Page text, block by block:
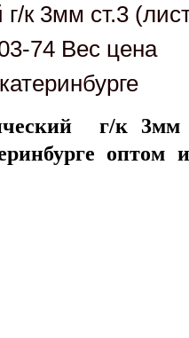
к 3мм ст.3
74 Вес цена
г/к 3мм
оптом